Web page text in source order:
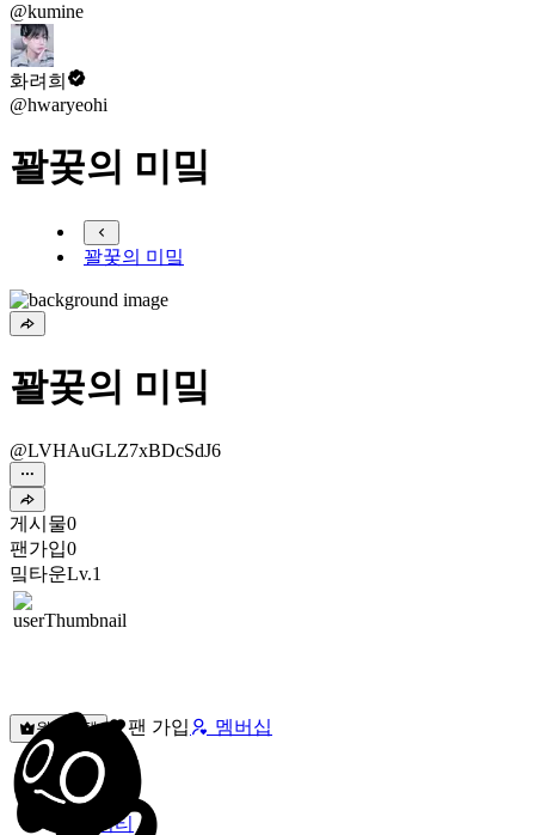
@kumine
화려희
@hwaryeohi
꽐꿎의 미밐
꽐꿎의 미밐
꽐꿎의 미밐
@LVHAuGLZ7xBDcSdJ6
게시물0
팬가입0
밐타운Lv.1
원픽선택 팬 가입 멤버십
밐타운
피드
커뮤니티